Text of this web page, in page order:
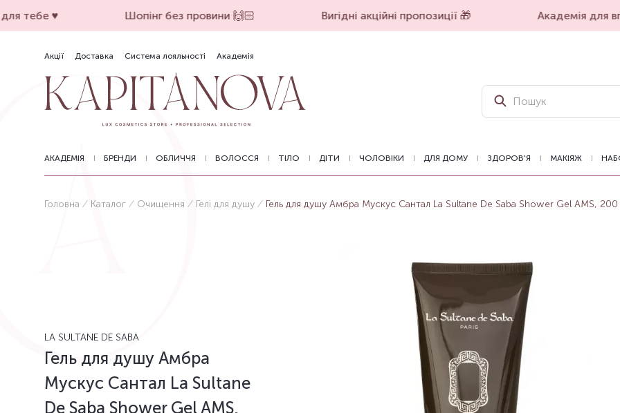
тебе ♥️ Шопінг без провини 🙌🏻 Вигідні акційні пропозиції 🎁 Академія для
Акції Доставка Система лояльності Академія
АКАДЕМІЯ БРЕНДИ ОБЛИЧЧЯ ВОЛОССЯ ТІЛО ДІТИ ЧОЛОВІКИ ДЛЯ ДОМУ ЗДОРОВ'Я МАКІЯЖ
Головна Каталог Очищення Гелі для душу Гель для душу Aмбра Мускус Сантал La Sultane De Saba Shower Gel AMS,
LA SULTANE DE SABA
Гель для душу Aмбра
Мускус Сантал La Sultane
De Saba Shower Gel AMS,